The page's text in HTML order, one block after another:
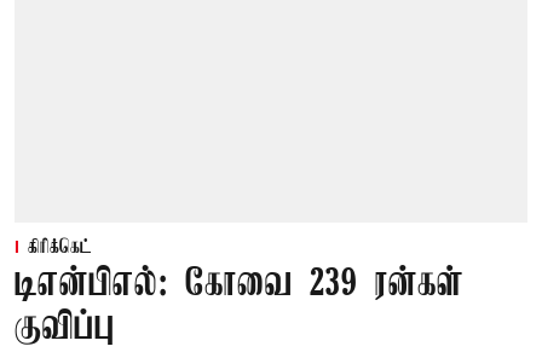
கிரிக்கெட்
டிஎன்பிஎல்: கோவை 239 ரன்கள்
குவிப்பு